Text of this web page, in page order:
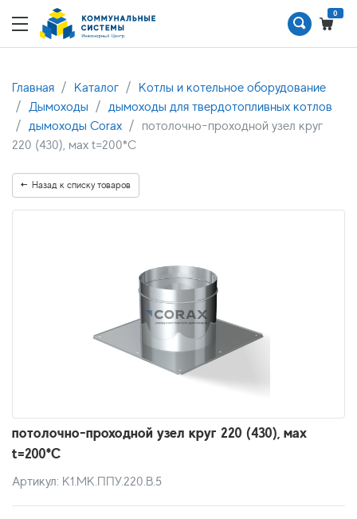
0
Главная Каталог
Котлы и котельное оборудование
Дымоходы
дымоходы для твердотопливных котлов
дымоходы Corax
потолочно-проходной узел круг
220 (430), мах t=200*C
Назад к списку товаров
потолочно-проходной узел круг 220 (430), мах
t=200*C
Артикул: К1.МК.ППУ.220.В.5